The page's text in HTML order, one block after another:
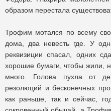
образом перестала
Трофим мотался по всему
дома, два невесть где. У
реквизиции спасал, одних
хорошие бумаги, чтобы жили,
много. Голова пухла от
резолюций и бесконечных
как раньше, так и сейчас,